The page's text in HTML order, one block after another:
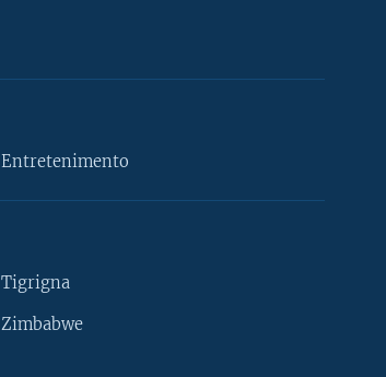
Entretenimento
Tigrigna
Zimbabwe